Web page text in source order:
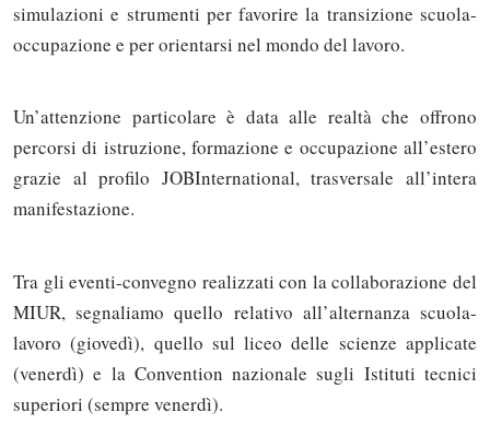
simulazioni e strumenti per favorire la transizione scuola-
occupazione e per orientarsi nel mondo del lavoro.
Un’attenzione particolare è data alle realtà che offrono
percorsi di istruzione, formazione e occupazione all’estero
grazie al profilo JOBInternational, trasversale all’intera
manifestazione.
Tra gli eventi-convegno realizzati con la collaborazione del
MIUR, segnaliamo quello relativo all’alternanza scuola-
lavoro (giovedì), quello sul liceo delle scienze applicate
(venerdì) e la Convention nazionale sugli Istituti tecnici
superiori (sempre venerdì).
Solo gli utenti registrati possono